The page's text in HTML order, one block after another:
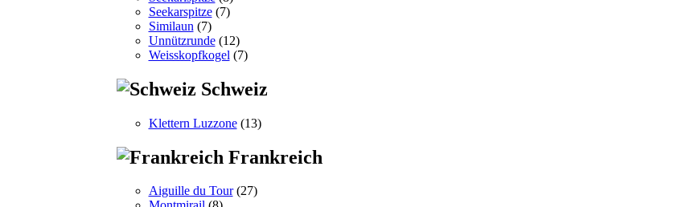
Seekarspitze(7)
Similaun (7)
Unnützrunde(12)
Weisskopfkogel (7)
Schweiz
Klettern Luzzone(13)
Frankreich
Aiguille du Tour(27)